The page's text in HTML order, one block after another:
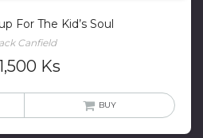
For The Kid’s Soul
Canfield
Ks
BUY